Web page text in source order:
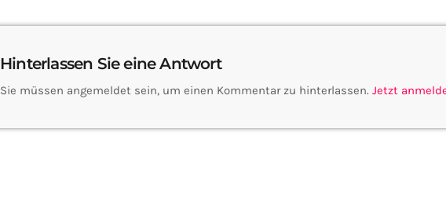
Hinterlassen Sie eine Antwort
Sie müssen angemeldet sein, um einen Kommentar zu hinterlassen. Jetzt